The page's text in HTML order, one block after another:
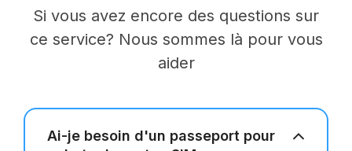
Si vous avez encore des questions sur
ce service? Nous sommes là pour vous
aider
Ai-je besoin d'un passeport pour